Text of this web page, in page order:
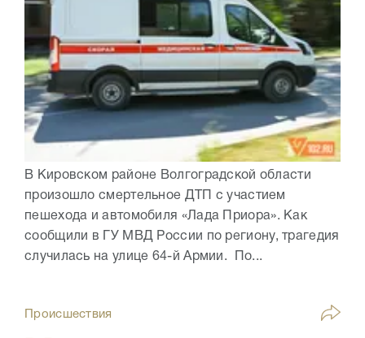
В Кировском районе Волгоградской области
произошло смертельное ДТП с участием
пешехода и автомобиля «Лада Приора». Как
сообщили в ГУ МВД России по региону, трагедия
случилась на улице 64-й Армии. По...
Происшествия